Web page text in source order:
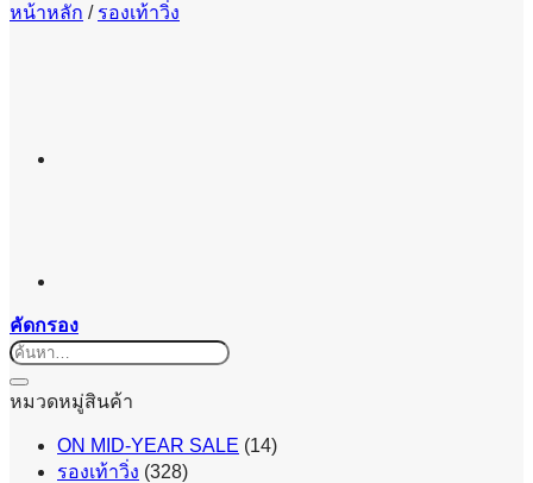
หน้าหลัก / รองเท้าวิ่ง
คัดกรอง
ค้นหา:
หมวดหมู่สินค้า
ON MID-YEAR SALE (14)
รองเท้าวิ่ง (328)